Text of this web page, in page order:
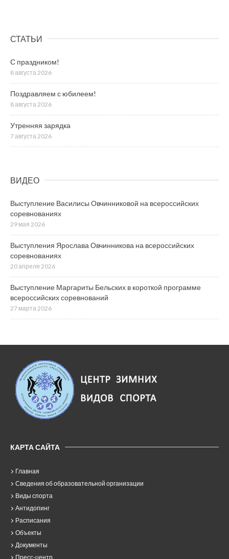
СТАТЬИ
С праздником!
8 августа 2026
Поздравляем с юбилеем!
8 августа 2026
Утренняя зарядка
7 августа 2026
ВИДЕО
Выступление Василисы Овчинниковой на всероссийских
соревнованиях
29 мая 2026
Выступления Ярослава Овчинникова на всероссийских
соревнованиях
20 апреля 2026
Выступление Маргариты Бельских в короткой программе
всероссийских соревнований
27 марта 2026
КАРТА САЙТА
Главная
Сведения об образовательной организации
Виды спорта
Антидопинг
Расписания
Объекты
Документы
Пресс-центр